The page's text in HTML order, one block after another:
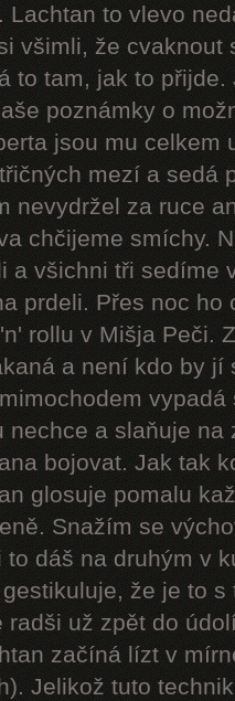
Lachtan to vlevo
všimli, že cvaknout
to tam, jak to
poznámky o
jsou mu celkem
mezí a sedá
nevydržel za ruce
chčijeme smíchy.
a všichni tři sedíme
prdeli. Přes noc ho
rollu v Mišja Peči.
a není kdo by jí
nechce a slaňuje
bojovat. Jak tak
glosuje pomalu
Snažím se
to dáš na druhým v
že je to
radši už zpět do
začíná lízt v
Jelikož tuto